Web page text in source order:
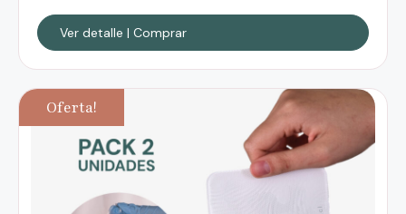
Ver detalle | Comprar
Oferta!